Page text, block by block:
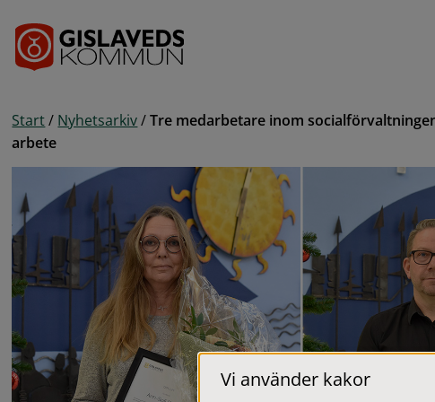
Start / Nyhetsarkiv / Tre medarbetare inom
arbete
Vi använder kakor